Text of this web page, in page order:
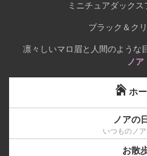
ミニチュアダック
ブラック＆ク
凛々しいマロ眉と人間のような
ノア
ホ
ノアの
いつもの
お散